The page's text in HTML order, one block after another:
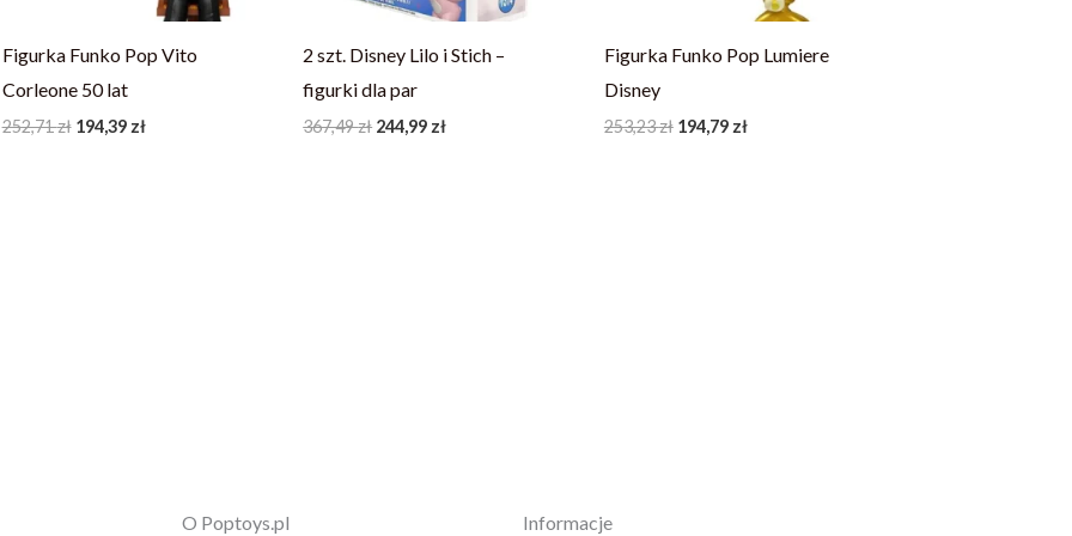
Figurka Funko Pop Vito
Corleone 50 lat
252,71zł 194,39 zł
2 szt. Disney Lilo i Stich –
figurki dla par
367,49zł 244,99 zł
Figurka Funko Pop Lumiere
Disney
253,23zł 194,79 zł
O Poptoys.pl Informacje